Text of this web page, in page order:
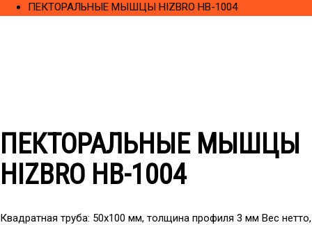
ПЕКТОРАЛЬНЫЕ МЫШЦЫ HIZBRO HB-1004
ПЕКТОРАЛЬНЫЕ МЫШЦЫ
HIZBRO HB-1004
Квадратная труба: 50х100 мм, толщина профиля 3 мм Вес нетто,